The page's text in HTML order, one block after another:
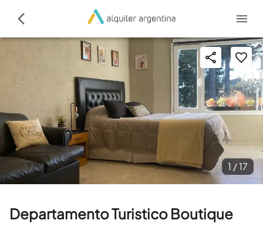
Departamento Turistico Boutique
1 /17